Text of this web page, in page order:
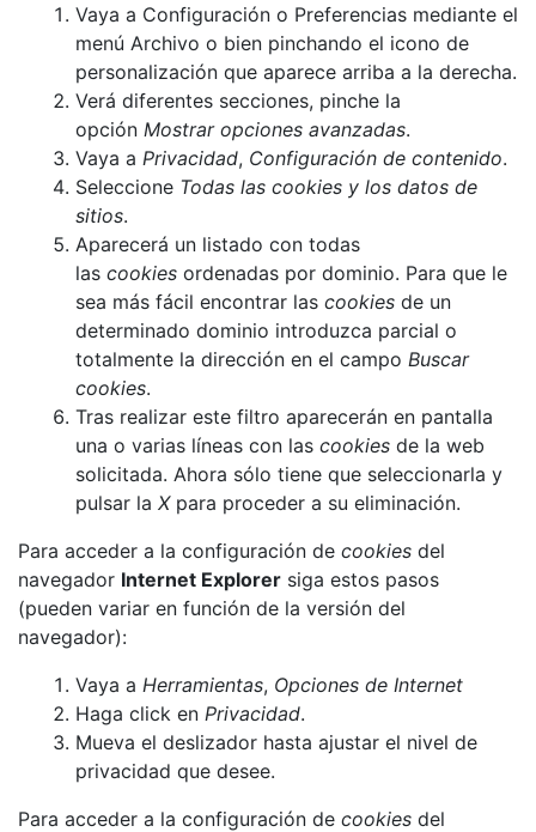
Vaya a Configuración o Preferencias mediante el
menú Archivo o bien pinchando el icono de
personalización que aparece arriba a la derecha.
Verá diferentes secciones, pinche la
opción Mostrar opciones avanzadas.
Vaya a Privacidad, Configuración de contenido.
Seleccione Todas las cookies y los datos de
sitios.
Aparecerá un listado con todas
las cookies ordenadas por dominio. Para que le
sea más fácil encontrar las cookies de un
determinado dominio introduzca parcial o
totalmente la dirección en el campo Buscar
cookies.
Tras realizar este filtro aparecerán en pantalla
una o varias líneas con las cookies de la web
solicitada. Ahora sólo tiene que seleccionarla y
pulsar la Xpara proceder a su eliminación.
Para acceder a la configuración de cookies del
navegador Internet Explorer siga estos pasos
(pueden variar en función de la versión del
navegador):
Vaya a Herramientas, Opciones de Internet
Haga click en Privacidad.
Mueva el deslizador hasta ajustar el nivel de
privacidad que desee.
Para acceder a la configuración de cookies del